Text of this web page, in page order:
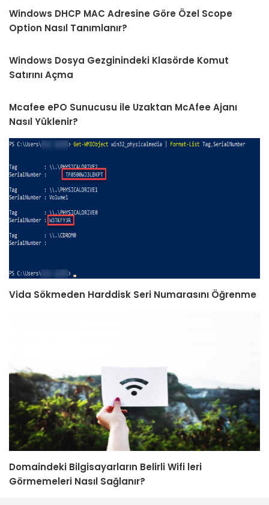
Windows DHCP MAC Adresine Göre Özel Scope
Option Nasıl Tanımlanır?
Windows Dosya Gezginindeki Klasörde Komut
Satırını Açma
Mcafee ePO Sunucusu ile Uzaktan McAfee Ajanı
Nasıl Yüklenir?
Vida Sökmeden Harddisk Seri Numarasını Öğrenme
Domaindeki Bilgisayarların Belirli Wifi leri
Görmemeleri Nasıl Sağlanır?